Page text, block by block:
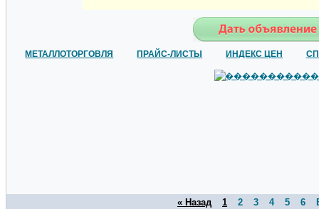
МЕТАЛЛОТОРГОВЛЯ ПРАЙС-ЛИСТЫ ИНДЕКС ЦЕН
« Назад 1 2 3 4 5 6